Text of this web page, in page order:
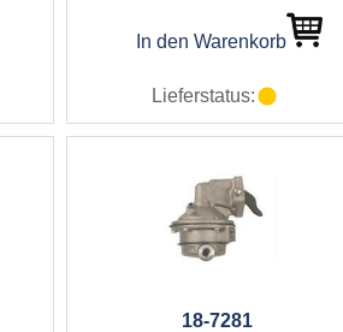
In den Warenkorb
Lieferstatus:
18-7281